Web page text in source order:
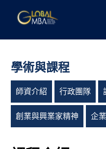
陽明
學術與課程
師資介紹 行政團隊
創業與興業家精神 企